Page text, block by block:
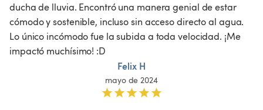
ducha de lluvia. Encontró una manera genial de estar
cómodo y sostenible, incluso sin acceso directo al agua.
Lo único incómodo fue la subida a toda velocidad. ¡Me
impactó muchísimo! :D
Felix H
mayo de 2024